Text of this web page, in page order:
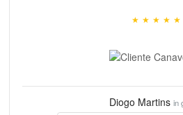
★ ★ ★ ★ ★
Diogo Martins in